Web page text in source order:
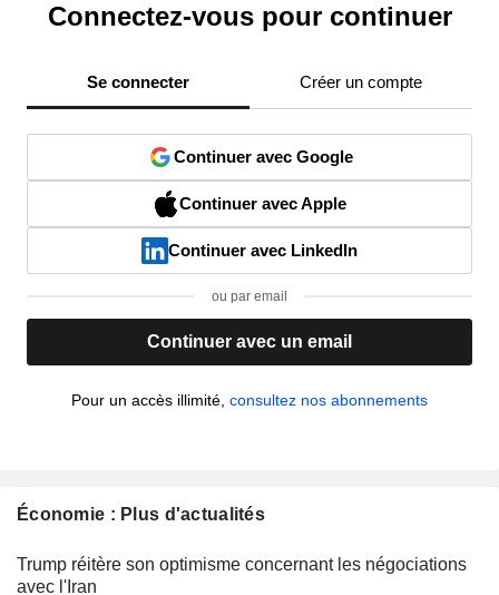
Connectez-vous pour continuer
Se connecter Créer un compte
Continuer avec Google
Continuer avec Apple
Continuer avec LinkedIn
ou par email
Continuer avec un email
Pour un accès illimité, consultez nos abonnements
Économie : Plus d'actualités
Trump réitère son optimisme concernant les négociations
avec l'Iran